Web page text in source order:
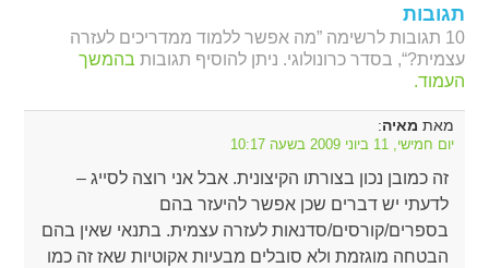
תגובות
10 תגובות לרשימה ”מה אפשר ללמוד ממדריכים לעזרה
עצמית?“, בסדר כרונולוגי. ניתן להוסיף תגובות בהמשך
העמוד.
מאת מאיה:
יום חמישי, 11 ביוני 2009 בשעה 10:17
זה כמובן נכון בצורתו הקיצונית. אבל אני רוצה לסייג –
לדעתי יש דברים שכן אפשר להיעזר בהם
בספרים/קורסים/סדנאות לעזרה עצמית. בתנאי שאין בהם
הבטחה מוגזמת ולא סובלים מבעיות אקוטיות שאז זה כמו